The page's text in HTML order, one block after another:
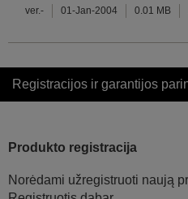
ver.- 01-Jan-2004 0.01 MB
Registracijos ir garantijos
Produkto registracija
Norėdami užregistruoti naują